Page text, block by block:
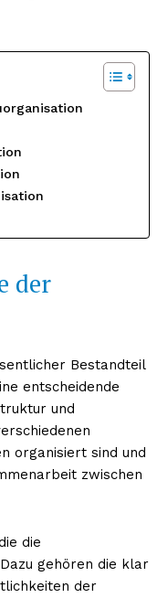
der
Bestandteil
entscheidende
und
organisiert sind und
zwischen
die
gehören die klar
der